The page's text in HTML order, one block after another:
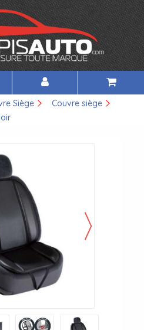
Siège
Couvre siège